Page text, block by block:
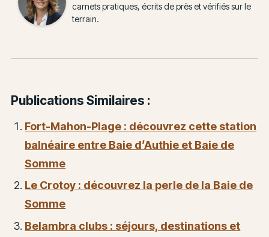
carnets pratiques, écrits de près et vérifiés sur le
terrain.
Publications Similaires :
Fort-Mahon-Plage : découvrez cette station
balnéaire entre Baie d’Authie et Baie de
Somme
Le Crotoy : découvrez la perle de la Baie de
Somme
Belambra clubs : séjours, destinations et